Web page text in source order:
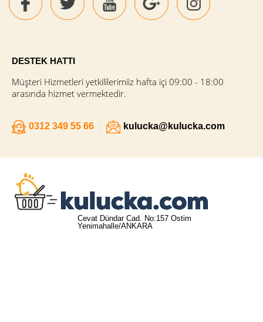
DESTEK HATTI
Müşteri Hizmetleri yetkililerimiiz hafta içi 09:00 - 18:00
arasında hizmet vermektedir.
0312 349 55 66 kulucka@kulucka.com
Cevat Dündar Cad. No:157 Ostim
Yenimahalle/ANKARA